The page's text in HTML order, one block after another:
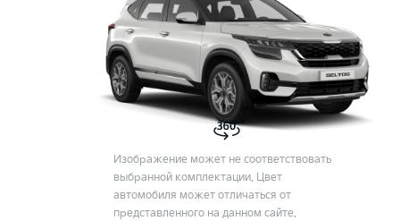
Изображение может не соответствовать
выбранной комплектации. Цвет
автомобиля может отличаться от
представленного на данном сайте.